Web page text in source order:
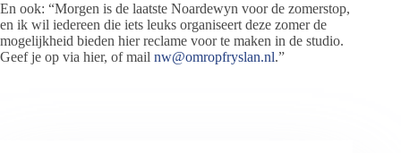
En ook: “Morgen is de laatste Noardewyn voor de zomerstop,
en ik wil iedereen die iets leuks organiseert deze zomer de
mogelijkheid bieden hier reclame voor te maken in de studio.
Geef je op via hier, of mail nw@omropfryslan.nl.”